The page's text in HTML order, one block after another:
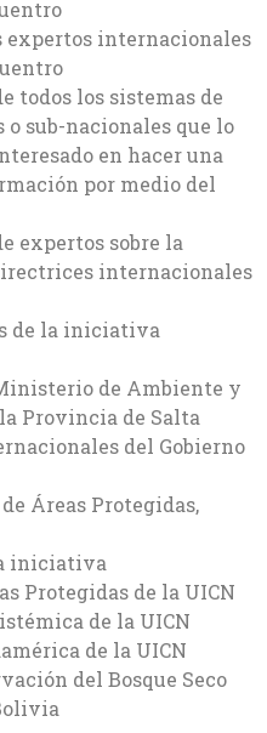
expertos internacionales
todos los sistemas de
sub-nacionales que lo
en hacer una
por medio del
expertos sobre la
internacionales
de la iniciativa
de Ambiente y
Provincia de Salta
del Gobierno
Áreas Protegidas,
iniciativa
Protegidas de la UICN
de la UICN
de la UICN
del Bosque Seco